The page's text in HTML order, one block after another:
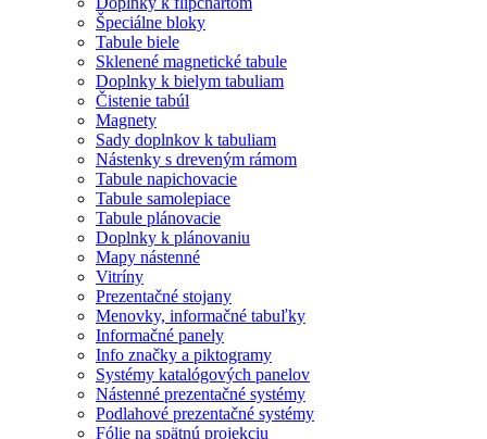
Špeciálne bloky
Tabule biele
Sklenené magnetické tabule
Doplnky k bielym tabuliam
Čistenie tabúl
Magnety
Sady doplnkov k tabuliam
Nástenky s dreveným rámom
Tabule napichovacie
Tabule samolepiace
Tabule plánovacie
Doplnky k plánovaniu
Mapy nástenné
Vitríny
Prezentačné stojany
Menovky, informačné tabuľky
Informačné panely
Info značky a piktogramy
Systémy katalógových panelov
Nástenné prezentačné systémy
Podlahové prezentačné systémy
Fólie na spätnú projekciu